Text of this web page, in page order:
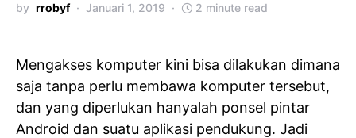
by rrobyf Januari 1, 2019 2 minute read
Mengakses komputer kini bisa dilakukan dimana
saja tanpa perlu membawa komputer tersebut,
dan yang diperlukan hanyalah ponsel pintar
Android dan suatu aplikasi pendukung. Jadi